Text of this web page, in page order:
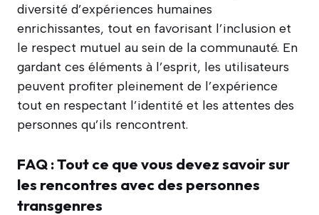
diversité d’expériences humaines
enrichissantes, tout en favorisant l’inclusion et
le respect mutuel au sein de la communauté. En
gardant ces éléments à l’esprit, les utilisateurs
peuvent profiter pleinement de l’expérience
tout en respectant l’identité et les attentes des
personnes qu’ils rencontrent.
FAQ : Tout ce que vous devez savoir sur
les rencontres avec des personnes
transgenres